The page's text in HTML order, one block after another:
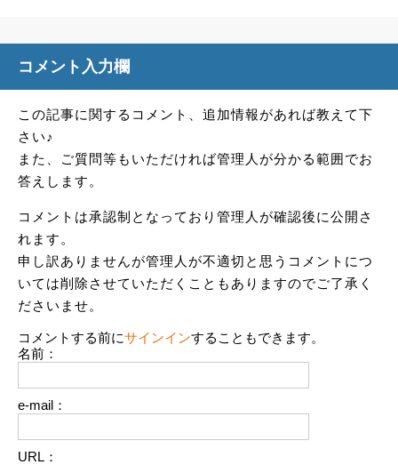
コメント入力欄
この記事に関するコメント、追加情報があれば教えて下
さい♪
また、ご質問等もいただければ管理人が分かる範囲でお
答えします。
コメントは承認制となっており管理人が確認後に公開さ
れます。
申し訳ありませんが管理人が不適切と思うコメントにつ
いては削除させていただくこともありますのでご了承く
ださいませ。
コメントする前にサインインすることもできます。
名前：
e-mail：
URL：